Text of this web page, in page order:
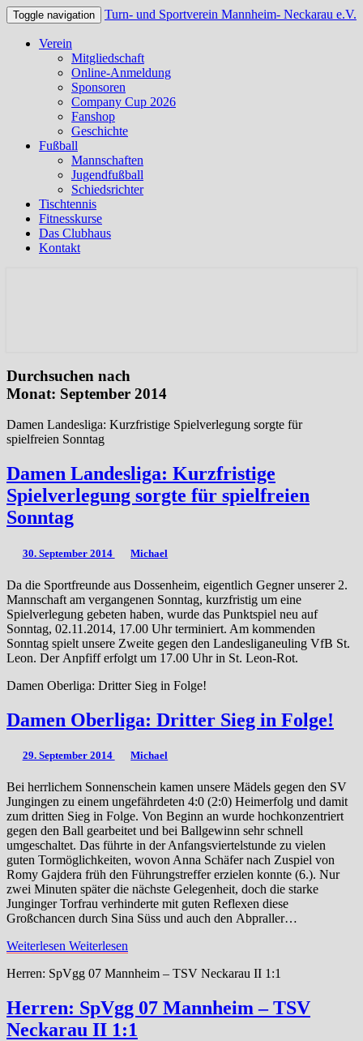
Toggle navigation Turn- und Sportverein Mannheim- Neckarau e.V.
Verein
Mitgliedschaft
Online-Anmeldung
Sponsoren
Company Cup 2026
Fanshop
Geschichte
Fußball
Mannschaften
Jugendfußball
Schiedsrichter
Tischtennis
Fitnesskurse
Das Clubhaus
Kontakt
Durchsuchen nach
Monat: September 2014
Damen Landesliga: Kurzfristige Spielverlegung sorgte für
spielfreien Sonntag
Damen Landesliga: Kurzfristige
Spielverlegung sorgte für spielfreien
Sonntag
30. September 2014 Michael
Da die Sportfreunde aus Dossenheim, eigentlich Gegner unserer 2.
Mannschaft am vergangenen Sonntag, kurzfristig um eine
Spielverlegung gebeten haben, wurde das Punktspiel neu auf
Sonntag, 02.11.2014, 17.00 Uhr terminiert. Am kommenden
Sonntag spielt unsere Zweite gegen den Landesliganeuling VfB St.
Leon. Der Anpfiff erfolgt um 17.00 Uhr in St. Leon-Rot.
Damen Oberliga: Dritter Sieg in Folge!
Damen Oberliga: Dritter Sieg in Folge!
29. September 2014 Michael
Bei herrlichem Sonnenschein kamen unsere Mädels gegen den SV
Jungingen zu einem ungefährdeten 4:0 (2:0) Heimerfolg und damit
zum dritten Sieg in Folge. Von Beginn an wurde hochkonzentriert
gegen den Ball gearbeitet und bei Ballgewinn sehr schnell
umgeschaltet. Das führte in der Anfangsviertelstunde zu vielen
guten Tormöglichkeiten, wovon Anna Schäfer nach Zuspiel von
Romy Gajdera früh den Führungstreffer erzielen konnte (6.). Nur
zwei Minuten später die nächste Gelegenheit, doch die starke
Junginger Torfrau verhinderte mit guten Reflexen diese
Großchancen durch Sina Süss und auch den Abpraller…
Weiterlesen Weiterlesen
Herren: SpVgg 07 Mannheim – TSV Neckarau II 1:1
Herren: SpVgg 07 Mannheim – TSV
Neckarau II 1:1